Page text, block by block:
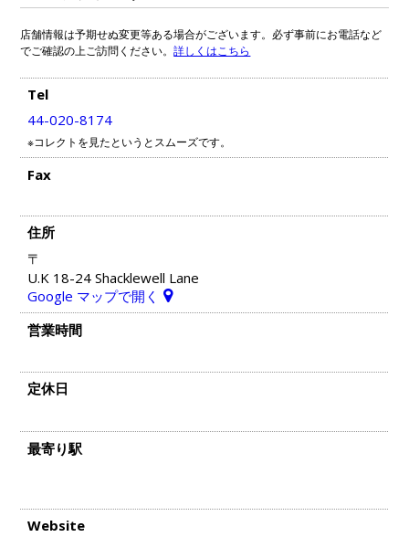
店舗情報は予期せぬ変更等ある場合がございます。必ず事前にお電話など
でご確認の上ご訪問ください。詳しくはこちら
Tel
44-020-8174
※コレクトを見たというとスムーズです。
Fax
住所
〒
U.K 18-24 Shacklewell Lane
Google マップで開く
営業時間
定休日
最寄り駅
Website